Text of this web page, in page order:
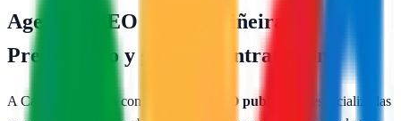
Agencias SEO en A Castiñeira
Presupuesto y guía de contratación
A Castiñeira cuenta con agencias SEO publicadas
especializadas